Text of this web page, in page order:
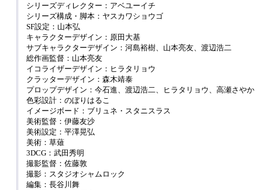
シリーズディレクター：アベユーイチ
シリーズ構成・脚本：ヤスカワショウゴ
SF設定：山本弘
キャラクターデザイン：原田大基
サブキャラクターデザイン：河島裕樹、山本亮友、渡辺浩二
総作画監督：山本亮友
イコライザーデザイン：ヒラタリョウ
クラッターデザイン：森木靖泰
プロップデザイン：今石進、渡辺浩二、ヒラタリョウ、高瀬さやか
色彩設計：のぼりはるこ
イメージボード：ブリュネ・スタニスラス
美術監督：伊藤友沙
美術設定：平澤晃弘
美術：草薙
3DCG：武田秀明
撮影監督：佐藤敦
撮影：スタジオシャムロック
編集：長谷川舞